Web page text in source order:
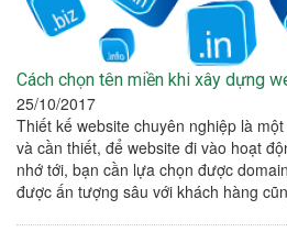
Cách chọn tên miền khi xây dựng
25/10/2017
Thiết kế website chuyên nghiệp là
và cần thiết, để website đi vào hoạt
nhớ tới, bạn cần lựa chọn được
được ấn tượng sâu với khách hàng